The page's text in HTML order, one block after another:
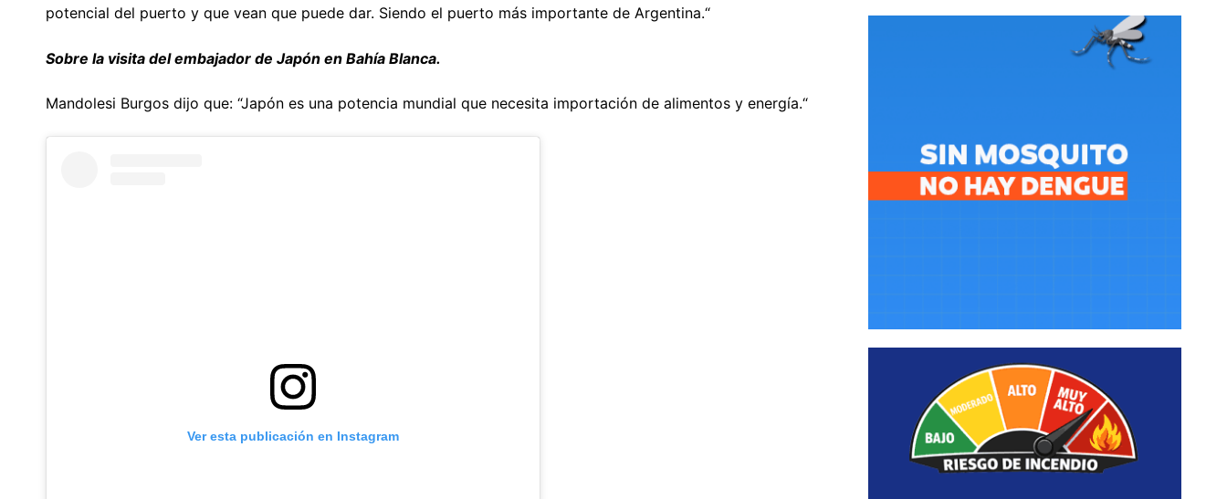
potencial del puerto y que vean que puede dar. Siendo el puerto más importante de Argentina.“
Sobre la visita del embajador de Japón en Bahía Blanca.
Mandolesi Burgos dijo que: “Japón es una potencia mundial que necesita importación de alimentos y energía.“
Ver esta publicación en Instagram